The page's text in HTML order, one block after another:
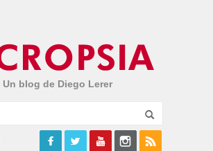
Un blog de Diego Lerer